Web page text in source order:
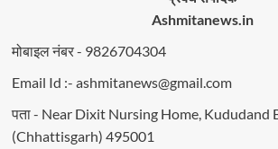
Ashmitanews.in
मोबाइल नंबर - 9826704304
Email Id :- ashmitanews@gmail.com
पता - Near Dixit Nursing Home, Kududand
(Chhattisgarh) 495001